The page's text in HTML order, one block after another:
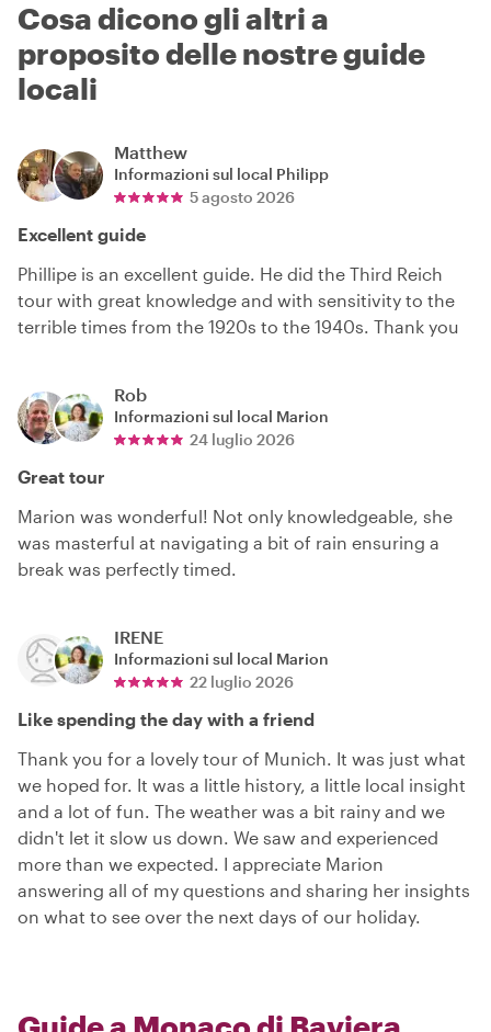
Cosa dicono gli altri a
proposito delle nostre guide
locali
Matthew
Informazioni sul local Philipp
5 agosto 2026
Excellent guide
Phillipe is an excellent guide. He did the Third Reich
tour with great knowledge and with sensitivity to the
terrible times from the 1920s to the 1940s. Thank you
Rob
Informazioni sul local Marion
24 luglio 2026
Great tour
Marion was wonderful! Not only knowledgeable, she
was masterful at navigating a bit of rain ensuring a
break was perfectly timed.
IRENE
Informazioni sul local Marion
22 luglio 2026
Like spending the day with a friend
Thank you for a lovely tour of Munich. It was just what
we hoped for. It was a little history, a little local insight
and a lot of fun. The weather was a bit rainy and we
didn't let it slow us down. We saw and experienced
more than we expected. I appreciate Marion
answering all of my questions and sharing her insights
on what to see over the next days of our holiday.